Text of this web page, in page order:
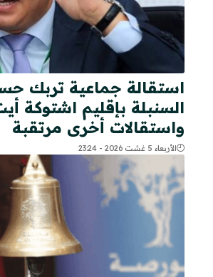
استقالة جماعية تربك
السنبلة بإقليم اشتوكة
واستقالات أخرى مرتقبة
الأربعاء 5 غشت 2026 - 23:24